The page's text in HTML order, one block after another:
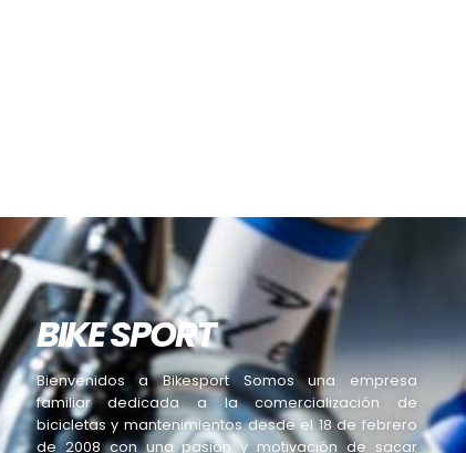
BIKE SPORT
Bienvenidos a Bikesport Somos una empresa
familiar dedicada a la comercialización de
bicicletas y mantenimientos desde el 18 de febrero
de 2008 con una pasión y motivación de sacar